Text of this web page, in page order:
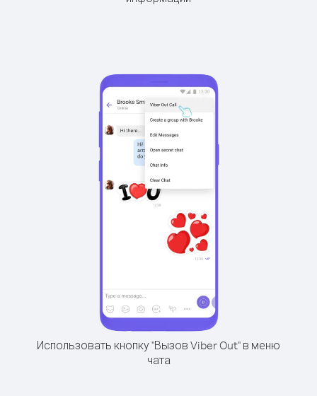
Использовать кнопку "Вызов Viber Out" в меню
чата